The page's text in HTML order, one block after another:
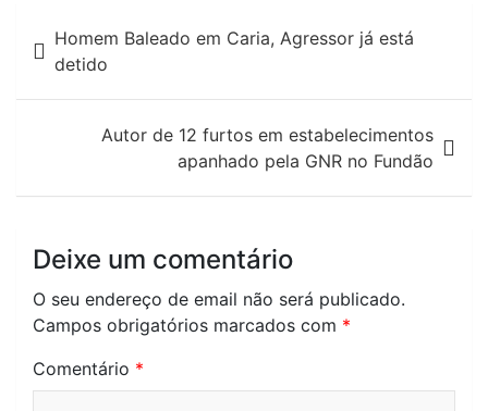
Navegação
de
artigos
Homem Baleado em Caria, Agressor já está
detido
Autor de 12 furtos em estabelecimentos
apanhado pela GNR no Fundão
Deixe um comentário
O seu endereço de email não será publicado.
Campos obrigatórios marcados com *
Comentário *